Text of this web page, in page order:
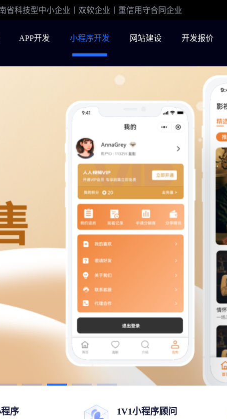
省科技型中小企业丨双软企业丨重信用守合同企业
APP开发 小程序开发 网站建设 开发报价
序 1V1小程序顾问